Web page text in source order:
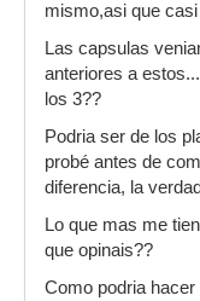
mismo,asi que
Las capsulas
anteriores a
los 3??
Podria ser de los
probé antes de
diferencia, la
Lo que mas me
que opinais??
Como podria